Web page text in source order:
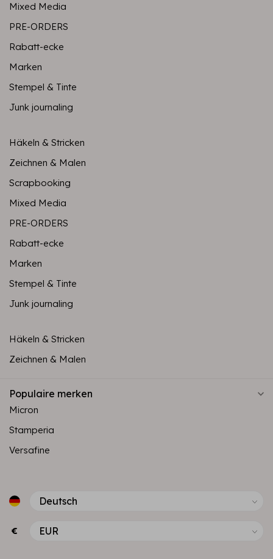
Mixed Media
PRE-ORDERS
Rabatt-ecke
Marken
Stempel & Tinte
Junk journaling
Häkeln & Stricken
Zeichnen & Malen
Scrapbooking
Mixed Media
PRE-ORDERS
Rabatt-ecke
Marken
Stempel & Tinte
Junk journaling
Häkeln & Stricken
Zeichnen & Malen
Populaire merken
Micron
Stamperia
Versafine
€